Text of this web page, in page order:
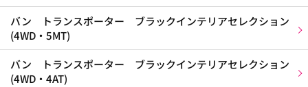
バン トランスポーター ブラックインテリアセレクション
(4WD・5MT)
バン トランスポーター ブラックインテリアセレクション
(4WD・4AT)